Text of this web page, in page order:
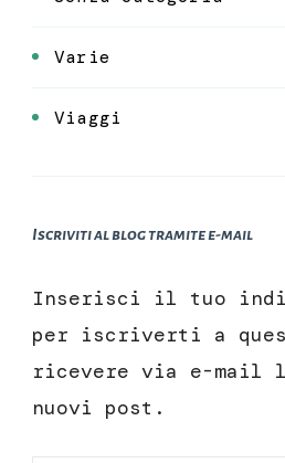
Varie
Viaggi
Iscriviti al blog tramite e-mail
Inserisci il tuo
per iscriverti a
ricevere via e-mail
nuovi post.